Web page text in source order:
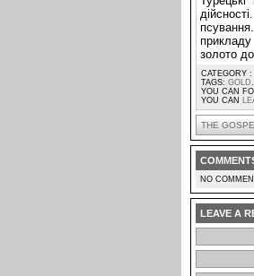
золото
CATEGORY :
TAGS: GOLD.
YOU CAN
YOU CAN
THE
NO
LEAVE A